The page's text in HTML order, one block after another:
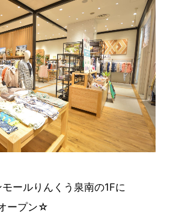
ールりんくう泉南の1Fに
ープン☆